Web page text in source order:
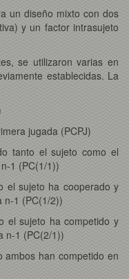
un diseño mixto con dos
y un factor intrasujeto
se utilizaron varias en
establecidas. La
jugada (PCPJ)
tanto el sujeto como el
1 (PC(1/1))
el sujeto ha cooperado y
n-1 (PC(1/2))
el sujeto ha competido y
n-1 (PC(2/1))
ambos han competido en